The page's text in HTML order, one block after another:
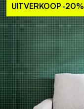
UITVERKOOP-20%